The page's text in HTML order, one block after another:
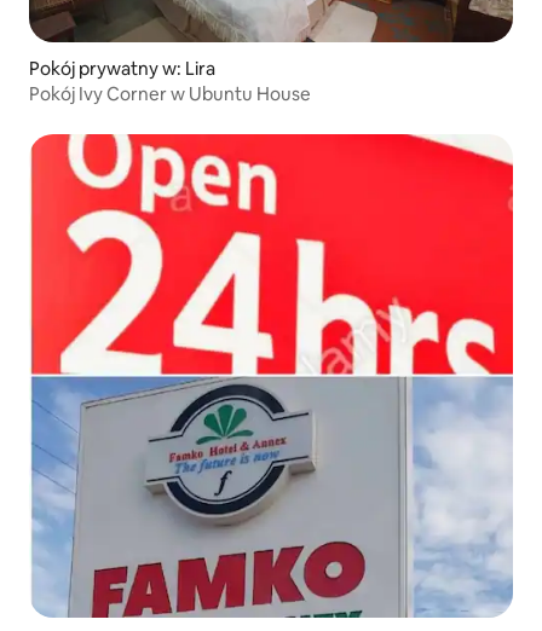
Pokój prywatny w: Lira
Pokój Ivy Corner w Ubuntu House